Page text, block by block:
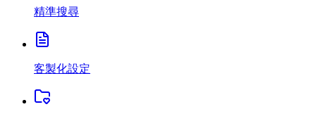
精準搜尋
客製化設定